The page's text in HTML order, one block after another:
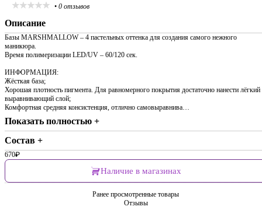
• 0 отзывов
Описание
Базы MARSHMALLOW – 4 пастельных оттенка для создания самого нежного
маникюра.
Время полимеризации LED/UV – 60/120 сек.
ИНФОРМАЦИЯ:
Жёсткая база;
Хорошая плотность пигмента. Для равномерного покрытия достаточно нанести лёгкий
выравнивающий слой;
Комфортная средняя консистенция, отлично самовыравнива…
Показать полностью +
Состав +
670₽
Наличие в магазинах
Ранее просмотренные товары
Отзывы